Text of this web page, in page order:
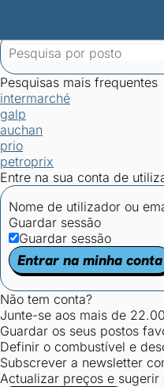
Pesquisas mais frequentes
intermarché
galp
auchan
prio
petroprix
Entre na sua conta de
Nome de utilizador ou
Guardar sessão
Guardar sessão
Entrar na minha conta
Não tem conta?
Junte-se aos mais de
Guardar os seus postos
Definir o combustível e
Subscrever a newsletter
Actualizar preços e